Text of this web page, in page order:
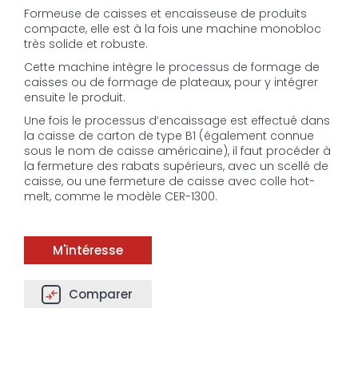
Formeuse de caisses et encaisseuse de produits
compacte, elle est à la fois une machine monobloc
très solide et robuste.
Cette machine intègre le processus de formage de
caisses ou de formage de plateaux, pour y intégrer
ensuite le produit.
Une fois le processus d’encaissage est effectué dans
la caisse de carton de type B1 (également connue
sous le nom de caisse américaine), il faut procéder à
la fermeture des rabats supérieurs, avec un scellé de
caisse, ou une fermeture de caisse avec colle hot-
melt, comme le modèle CER-1300.
M'intéresse
Comparer